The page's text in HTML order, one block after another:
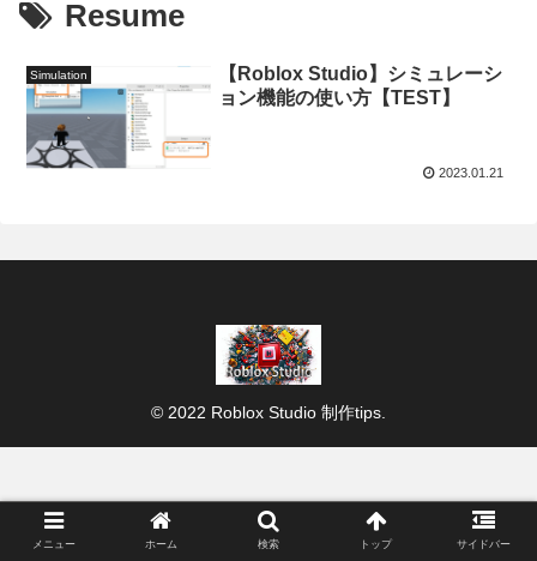
Resume
Simulation
【Roblox Studio】シミュレーシ
ョン機能の使い方【TEST】
2023.01.21
© 2022 Roblox Studio 制作tips.
メニュー ホーム 検索 トップ サイドバー